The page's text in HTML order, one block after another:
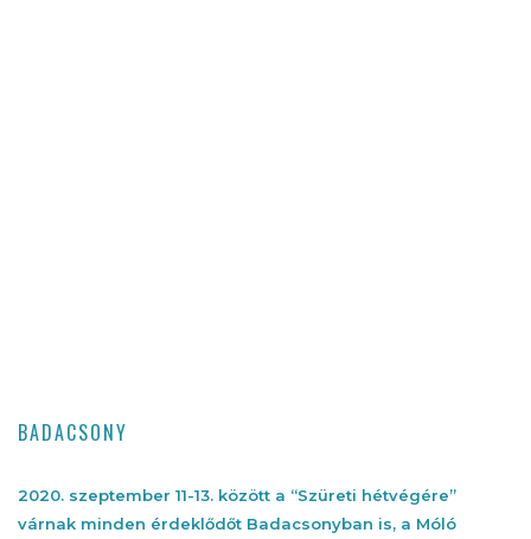
BADACSONY
2020. szeptember 11-13. között a “Szüreti hétvégére”
várnak minden érdeklődőt Badacsonyban is, a Móló